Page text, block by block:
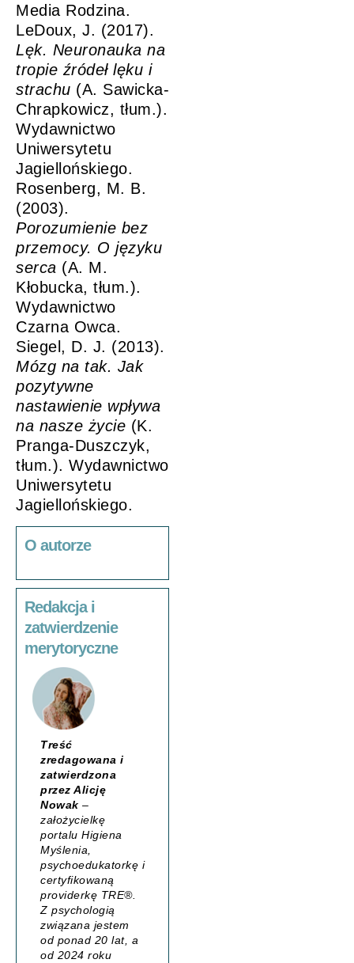
Media Rodzina.
LeDoux, J. (2017).
Lęk. Neuronauka na
tropie źródeł lęku i
strachu (A. Sawicka-
Chrapkowicz, tłum.).
Wydawnictwo
Uniwersytetu
Jagiellońskiego.
Rosenberg, M. B.
(2003).
Porozumienie bez
przemocy. O języku
serca (A. M.
Kłobucka, tłum.).
Wydawnictwo
Czarna Owca.
Siegel, D. J. (2013).
Mózg na tak. Jak
pozytywne
nastawienie wpływa
na nasze życie (K.
Pranga-Duszczyk,
tłum.). Wydawnictwo
Uniwersytetu
Jagiellońskiego.
O autorze
Redakcja i
zatwierdzenie
merytoryczne
Treść
zredagowana i
zatwierdzona
przez Alicję
Nowak –
założycielkę
portalu Higiena
Myślenia,
psychoedukatorkę i
certyfikowaną
providerkę TRE®.
Z psychologią
związana jestem
od ponad 20 lat, a
od 2024 roku